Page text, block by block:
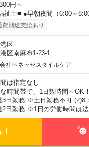
円～
祉士■ ●早朝夜間（6:00～
費別途支給あり
区
区南麻布1-23-1
社ベネッセスタイルケア
は指定なし
時間帯で、1日数時間～OK
3日勤務 ※土日勤務不可
2日勤務 ※1日の労働時間は